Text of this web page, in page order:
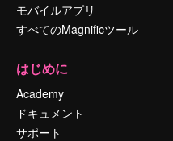
モバイルアプリ
すべてのMagnificツール
はじめに
Academy
ドキュメント
サポート